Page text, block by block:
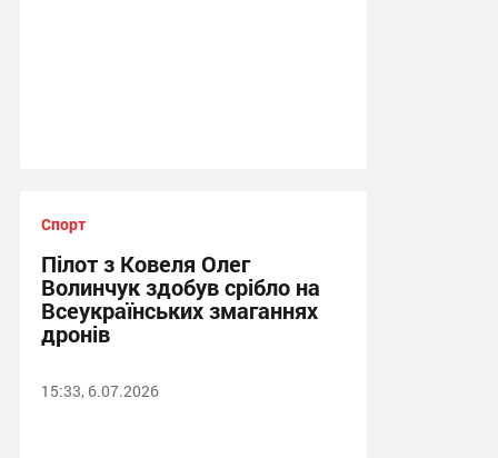
Спорт
Пілот з Ковеля Олег
Волинчук здобув срібло на
Всеукраїнських змаганнях
дронів
15:33, 6.07.2026